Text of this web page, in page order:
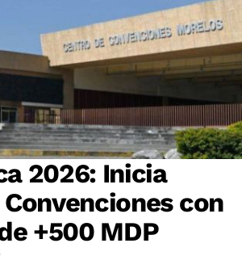
2026: Inicia
con
+500 MDP